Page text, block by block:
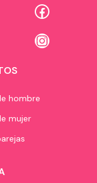
Facebook
Instagram
hombre
mujer